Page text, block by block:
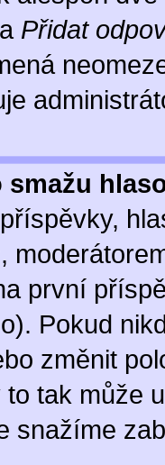
Přidat
smažu
první
Pokud
změnit
tak může
snažíme